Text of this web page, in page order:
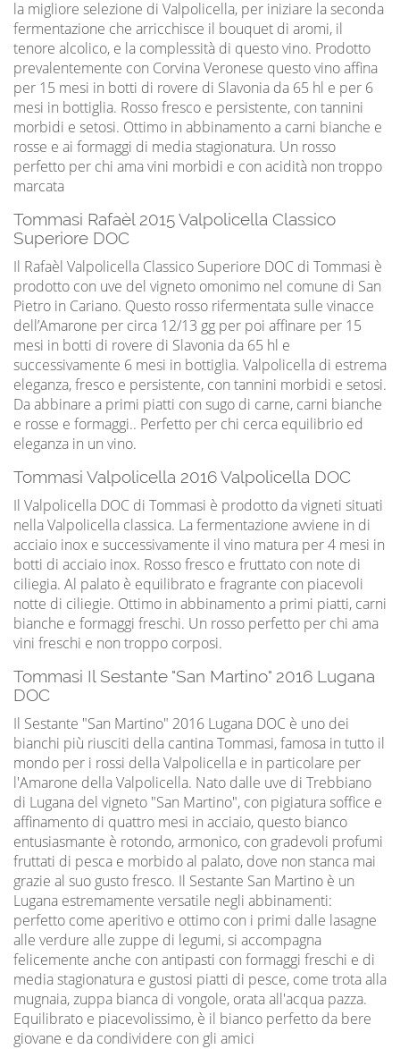
la migliore selezione di Valpolicella, per iniziare la seconda
fermentazione che arricchisce il bouquet di aromi, il
tenore alcolico, e la complessità di questo vino. Prodotto
prevalentemente con Corvina Veronese questo vino affina
per 15 mesi in botti di rovere di Slavonia da 65 hl e per 6
mesi in bottiglia. Rosso fresco e persistente, con tannini
morbidi e setosi. Ottimo in abbinamento a carni bianche e
rosse e ai formaggi di media stagionatura. Un rosso
perfetto per chi ama vini morbidi e con acidità non troppo
marcata
Tommasi Rafaèl 2015 Valpolicella Classico
Superiore DOC
Il Rafaèl Valpolicella Classico Superiore DOC di Tommasi è
prodotto con uve del vigneto omonimo nel comune di San
Pietro in Cariano. Questo rosso rifermentata sulle vinacce
dell’Amarone per circa 12/13 gg per poi affinare per 15
mesi in botti di rovere di Slavonia da 65 hl e
successivamente 6 mesi in bottiglia. Valpolicella di estrema
eleganza, fresco e persistente, con tannini morbidi e setosi.
Da abbinare a primi piatti con sugo di carne, carni bianche
e rosse e formaggi.. Perfetto per chi cerca equilibrio ed
eleganza in un vino.
Tommasi Valpolicella 2016 Valpolicella DOC
Il Valpolicella DOC di Tommasi è prodotto da vigneti situati
nella Valpolicella classica. La fermentazione avviene in di
acciaio inox e successivamente il vino matura per 4 mesi in
botti di acciaio inox. Rosso fresco e fruttato con note di
ciliegia. Al palato è equilibrato e fragrante con piacevoli
notte di ciliegie. Ottimo in abbinamento a primi piatti, carni
bianche e formaggi freschi. Un rosso perfetto per chi ama
vini freschi e non troppo corposi.
Tommasi Il Sestante "San Martino" 2016 Lugana
DOC
Il Sestante "San Martino" 2016 Lugana DOC è uno dei
bianchi più riusciti della cantina Tommasi, famosa in tutto il
mondo per i rossi della Valpolicella e in particolare per
l'Amarone della Valpolicella. Nato dalle uve di Trebbiano
di Lugana del vigneto "San Martino", con pigiatura soffice e
affinamento di quattro mesi in acciaio, questo bianco
entusiasmante è rotondo, armonico, con gradevoli profumi
fruttati di pesca e morbido al palato, dove non stanca mai
grazie al suo gusto fresco. Il Sestante San Martino è un
Lugana estremamente versatile negli abbinamenti:
perfetto come aperitivo e ottimo con i primi dalle lasagne
alle verdure alle zuppe di legumi, si accompagna
felicemente anche con antipasti con formaggi freschi e di
media stagionatura e gustosi piatti di pesce, come trota alla
mugnaia, zuppa bianca di vongole, orata all'acqua pazza.
Equilibrato e piacevolissimo, è il bianco perfetto da bere
giovane e da condividere con gli amici